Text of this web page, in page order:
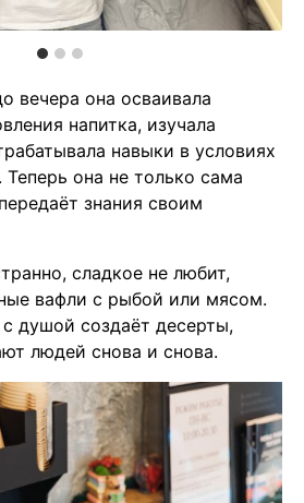
вечера она осваивала
напитка, изучала
навыки в условиях
она не только сама
знания своим
сладкое не любит,
вафли с рыбой или мясом.
душой создаёт десерты,
людей снова и снова.